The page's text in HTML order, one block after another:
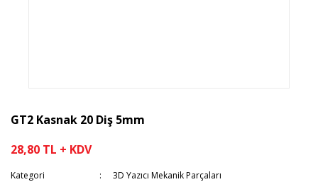
GT2 Kasnak 20 Diş 5mm
28,80 TL + KDV
Kategori
3D Yazıcı Mekanik Parçaları